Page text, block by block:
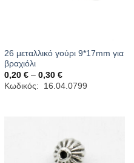
26 μεταλλικό γούρι 9*17mm για
βραχιόλι
0,20 € – 0,30 €Price
range:
0,20 €
Κωδικός: 16.04.0799